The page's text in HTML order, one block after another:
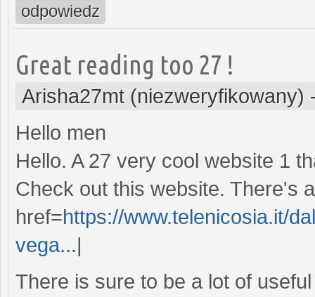
odpowiedz
Great reading too 27 !
Arisha27mt (niezweryfikowany)
Hello men
Hello. A 27 very cool website 1
Check out this website. There's
href=https://www.telenicosia.it/
vega...|
There is sure to be a lot of